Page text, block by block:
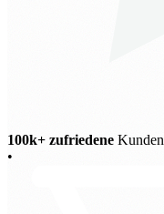
100k+ zufriedene Kunden
•